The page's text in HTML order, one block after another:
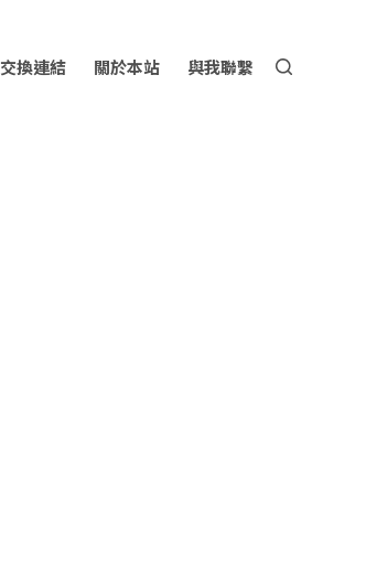
交換連結 關於本站 與我聯繫